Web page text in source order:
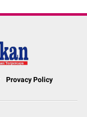
Provacy Policy